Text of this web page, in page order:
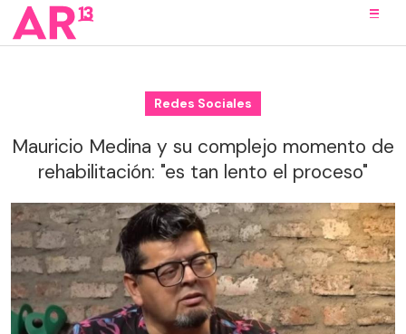
Redes Sociales
Mauricio Medina y su complejo momento de
rehabilitación: "es tan lento el proceso"